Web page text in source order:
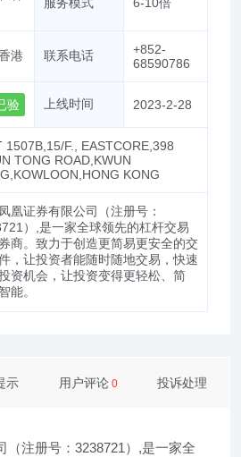
港 联系电话
+852-
68590786
验
上线时间 2023-2-28
1507B,15/F., EASTCORE,398
TONG ROAD,KWUN
KONG
凰证券有限公司（注册号：
）,是一家全球领先的杠杆交易
商。致力于创造更简易更安全的交
，让投资者能随时随地交易，快速
资机会，让投资变得更轻松、简
能。
示 用户评论 0 投诉处理
（注册号：3238721）,是一家全